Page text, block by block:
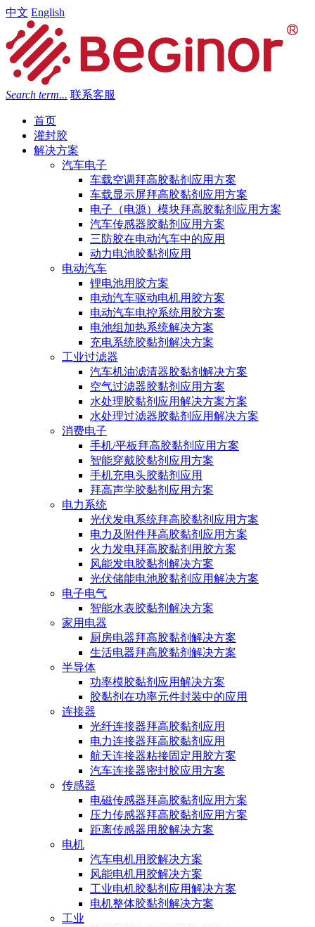
中文 English
Search term... 联系客服
首页
灌封胶
解决方案
汽车电子
车载空调拜高胶黏剂应用方案
车载显示屏拜高胶黏剂应用方案
电子（电源）模块拜高胶黏剂应用方案
汽车传感器胶黏剂应用方案
三防胶在电动汽车中的应用
动力电池胶黏剂应用
电动汽车
锂电池用胶方案
电动汽车驱动电机用胶方案
电动汽车电控系统用胶方案
电池组加热系统解决方案
充电系统胶黏剂解决方案
工业过滤器
汽车机油滤清器胶黏剂解决方案
空气过滤器胶黏剂应用方案
水处理胶黏剂应用解决方案方案
水处理过滤器胶黏剂应用解决方案
消费电子
手机/平板拜高胶黏剂应用方案
智能穿戴胶黏剂应用方案
手机充电头胶黏剂应用
拜高声学胶黏剂应用方案
电力系统
光伏发电系统拜高胶黏剂应用方案
电力及附件拜高胶黏剂应用方案
火力发电拜高胶黏剂用胶方案
风能发电胶黏剂解决方案
光伏储能电池胶黏剂应用解决方案
电子电气
智能水表胶黏剂解决方案
家用电器
厨房电器拜高胶黏剂解决方案
生活电器拜高胶黏剂解决方案
半导体
功率模胶黏剂应用解决方案
胶黏剂在功率元件封装中的应用
连接器
光纤连接器拜高胶黏剂应用
电力连接器拜高胶黏剂应用
航天连接器粘接固定用胶方案
汽车连接器密封胶应用方案
传感器
电磁传感器拜高胶黏剂应用方案
压力传感器拜高胶黏剂应用方案
距离传感器用胶解决方案
电机
汽车电机用胶解决方案
风能电机用胶解决方案
工业电机胶黏剂应用解决方案
电机整体胶黏剂解决方案
工业